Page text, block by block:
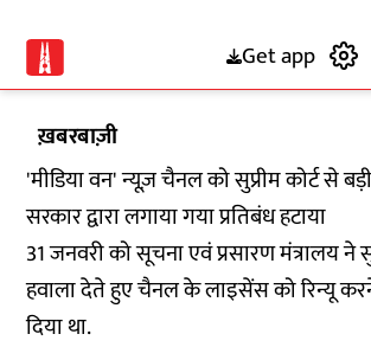
Get app
ख़बरबाज़ी
'मीडिया वन' न्यूज़ चैनल को सुप्रीम कोर्ट से
सरकार द्वारा लगाया गया प्रतिबंध हटाया
31 जनवरी को सूचना एवं प्रसारण मंत्रालय ने
हवाला देते हुए चैनल के लाइसेंस को रिन्यू
दिया था.